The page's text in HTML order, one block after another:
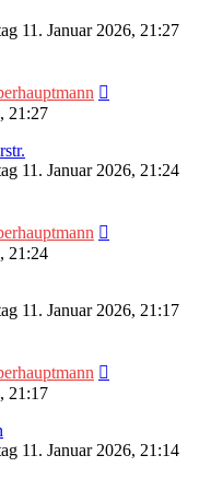
11. Januar 2026, 21:27
21:27
11. Januar 2026, 21:24
21:24
11. Januar 2026, 21:17
21:17
11. Januar 2026, 21:14